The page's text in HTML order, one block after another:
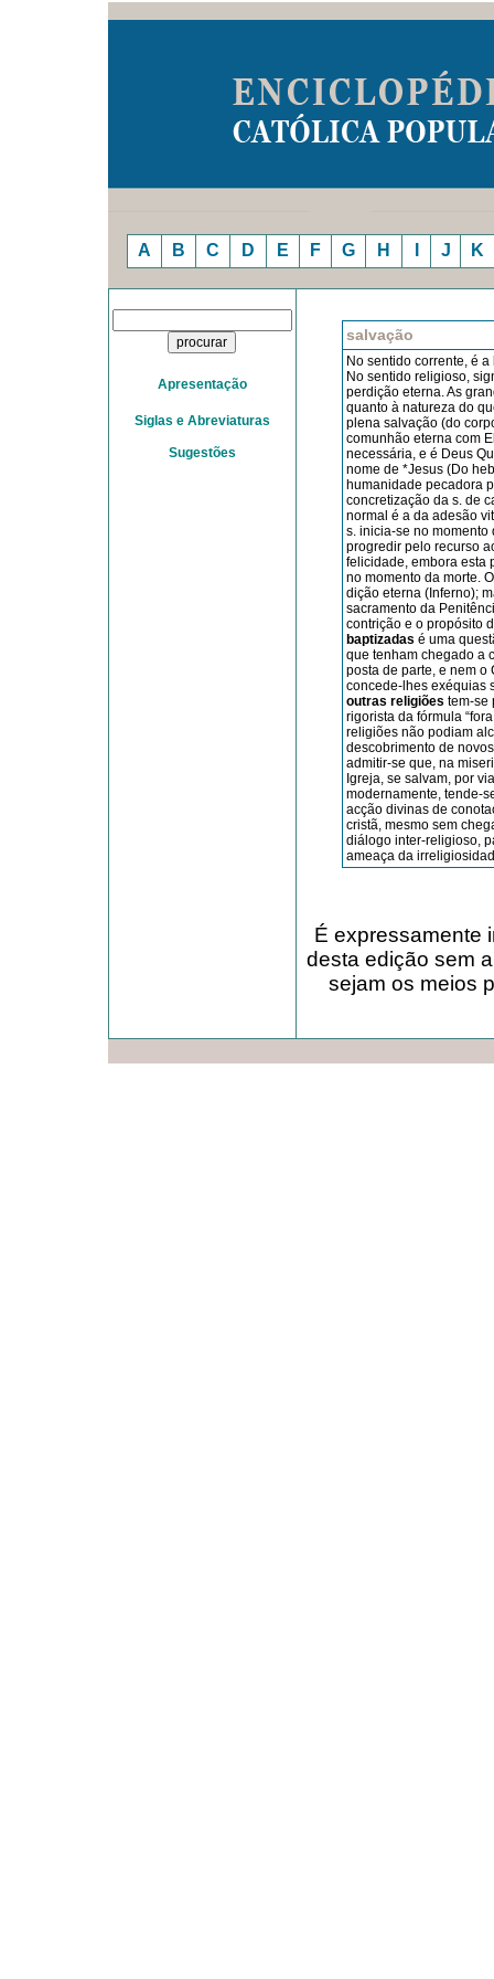
A B C D E F G H J K
Apresentação
Siglas e Abreviaturas
Sugestões
salvação
No sentido corrente, é
No sentido religioso,
per­dição eterna. As
quanto à natureza do
plena salvação (do
comunhão eterna com
necessária, e é Deus
nome de *Jesus (Do
humanidade pecadora
concretização da s. de
normal é a da adesão
s. inicia-se no momento
progredir pelo recurso
felicidade, embora esta
no momento da morte.
dição eterna (Inferno);
sacramento da
contrição e o pro­pósito
baptizadas é uma
que tenham chegado a
posta de parte, e nem o
concede-lhes exéquias
outras religiões tem-se
rigorista da fórmula
religiões não podiam
descobrimento de
admitir-se que, na
Igreja, se salvam, por
modernamente, tende-
acção divinas de
cristã, mesmo sem
diálogo inter-religioso,
ameaça da
É expressamente
desta edição sem
sejam os meios